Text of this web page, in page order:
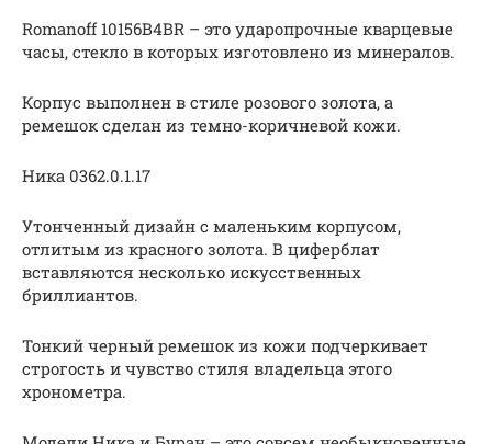
Romanoff 10156B4BR – это ударопрочные кварцевые
часы, стекло в которых изготовлено из минералов.
Корпус выполнен в стиле розового золота, а
ремешок сделан из темно-коричневой кожи.
Ника 0362.0.1.17
Утонченный дизайн с маленьким корпусом,
отлитым из красного золота. В циферблат
вставляются несколько искусственных
бриллиантов.
Тонкий черный ремешок из кожи подчеркивает
строгость и чувство стиля владельца этого
хронометра.